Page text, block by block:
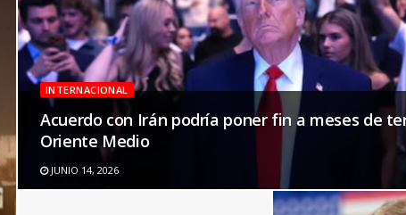
INTERNACIONAL
Acuerdo con Irán podría poner fin a meses de
Oriente Medio
JUNIO 14, 2026